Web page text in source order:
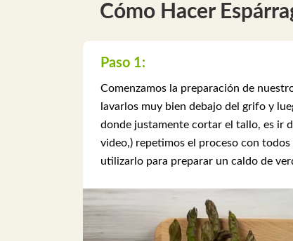
Cómo Hacer
Paso 1:
Comenzamos la preparación de
lavarlos muy bien debajo del grifo y
donde justamente cortar el tallo, es ir
video,) repetimos el proceso con
utilizarlo para preparar un caldo de